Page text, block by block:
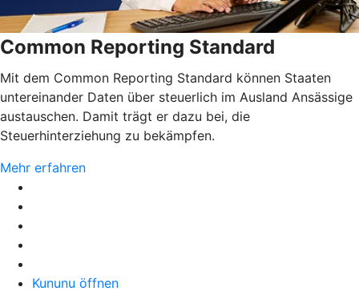
Common Reporting Standard
Mit dem Common Reporting Standard können Staaten
untereinander Daten über steuerlich im Ausland Ansässige
austauschen. Damit trägt er dazu bei, die
Steuerhinterziehung zu bekämpfen.
Mehr erfahren
Kununu öffnen